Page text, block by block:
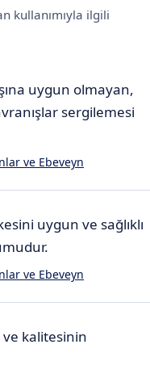
kullanımıyla ilgili
uygun olmayan,
sergilemesi
ve Ebeveyn
uygun ve sağlıklı
ve Ebeveyn
kalitesinin